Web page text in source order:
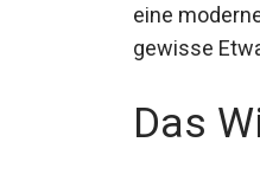
eine
gewisse
Das